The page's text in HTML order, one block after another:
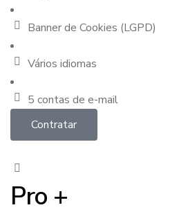
Banner de Cookies (LGPD)
Vários idiomas
5 contas de e-mail
Contratar
Pro +